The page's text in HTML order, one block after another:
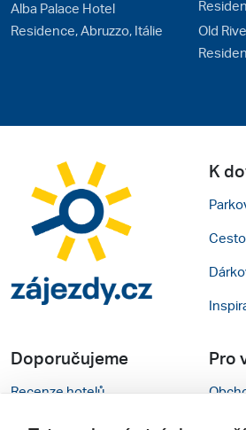
Alba Palace Hotel
Residence, Abruzzo, Itálie
Old
K
Doporučujeme
Recenze hotelů
Rady na cestu
Pro